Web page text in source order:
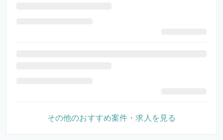
その他のおすすめ案件・求人を見る